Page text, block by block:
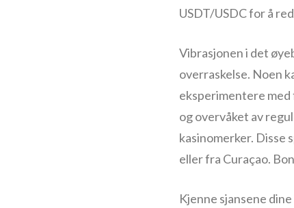
USDT/USDC for å
Vibrasjonen i det
overraskelse. Noen
eksperimentere
og overvåket av
kasinomerker.
eller fra Curaçao.
Kjenne sjansene